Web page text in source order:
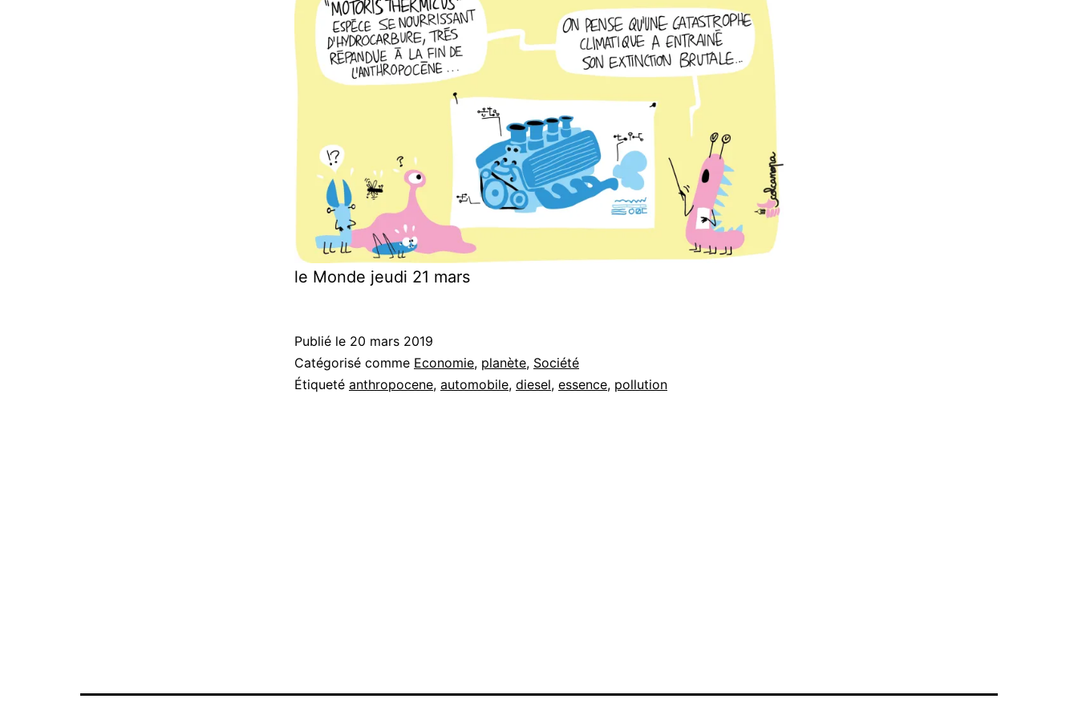
le Monde jeudi 21 mars
Publié le 20 mars 2019
Catégorisé comme Economie, planète, Société
Étiqueté anthropocene, automobile, diesel, essence, pollution